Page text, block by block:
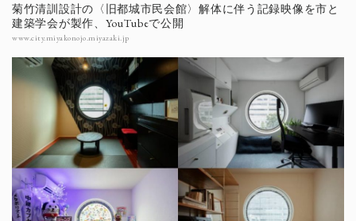
菊竹清訓設計の〈旧都城市民会館〉解体に伴う記録映像を市と
建築学会が製作、YouTubeで公開
www.city.miyakonojo.miyazaki.jp